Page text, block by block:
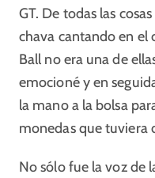
GT. De todas las
chava cantando en el
Ball no era una de
emocioné y en
la mano a la bolsa
monedas que tuviera
No sólo fue la voz de